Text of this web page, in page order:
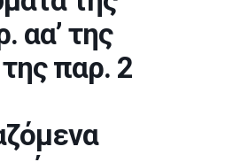
αα’ της
παρ. 2